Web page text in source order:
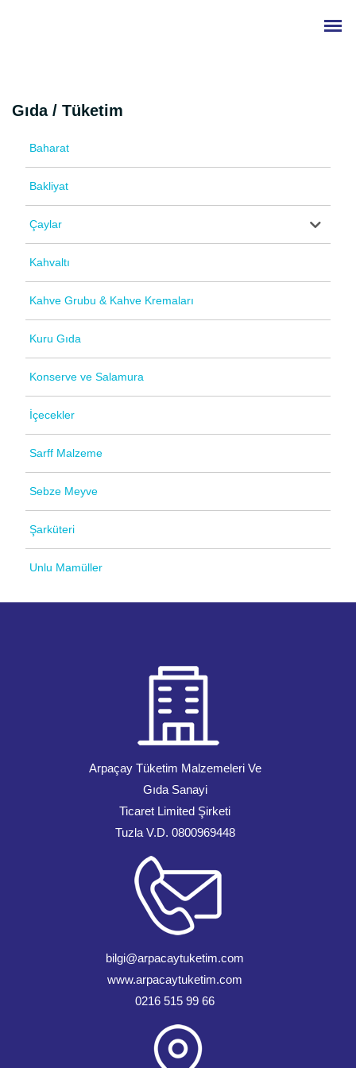
Gıda / Tüketim
Baharat
Bakliyat
Çaylar
Kahvaltı
Kahve Grubu & Kahve Kremaları
Kuru Gıda
Konserve ve Salamura
İçecekler
Sarff Malzeme
Sebze Meyve
Şarküteri
Unlu Mamüller
Arpaçay Tüketim Malzemeleri Ve
Gıda Sanayi
Ticaret Limited Şirketi
Tuzla V.D. 0800969448
bilgi@arpacaytuketim.com
www.arpacaytuketim.com
0216 515 99 66